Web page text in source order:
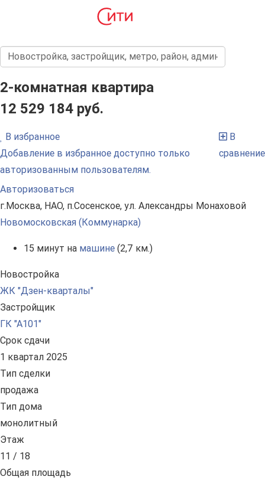
2-комнатная квартира
12 529 184 руб.
В избранное
Добавление в избранное доступно только
авторизованным пользователям.
Авторизоваться
В
сравнение
г.Москва, НАО, п.Сосенское, ул. Александры Монаховой
Новомосковская (Коммунарка)
15 минут на машине (2,7 км.)
Новостройка
ЖК "Дзен-кварталы"
Застройщик
ГК "А101"
Срок сдачи
1 квартал 2025
Тип сделки
продажа
Тип дома
монолитный
Этаж
11 / 18
Общая площадь